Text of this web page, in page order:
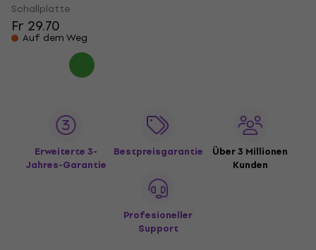
Schallplatte
Fr 29.70
Auf dem Weg
Erweiterte 3-
Jahres-Garantie
Bestpreisgarantie
Über 3 Millionen
Kunden
Profesioneller
Support